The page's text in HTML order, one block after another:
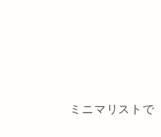
ミニマリストで